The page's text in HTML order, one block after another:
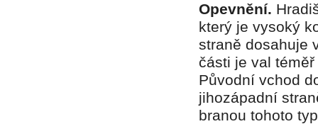
Opevnění.
který je vysoký
straně dosahuje
části je val
Původní vchod
jihozápadní
branou tohoto